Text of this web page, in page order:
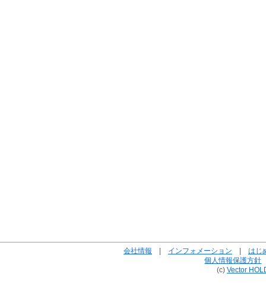
会社情報 インフォメーション
はじ
個人情報保護方針
(c) Vector